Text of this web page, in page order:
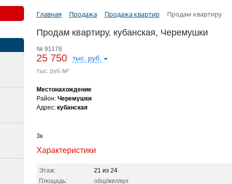
Главная Продажа Продажа квартир Продам квартиру
Продам квартиру, кубанская, Черемушки
№ 91178
25 750 тыс. руб.
тыс. руб./м²
Местонахождение
Район: Черемушки
Адрес: кубанская
3к
Характеристики
Этаж:
21 из 24
Площадь:
общ/жил/кух